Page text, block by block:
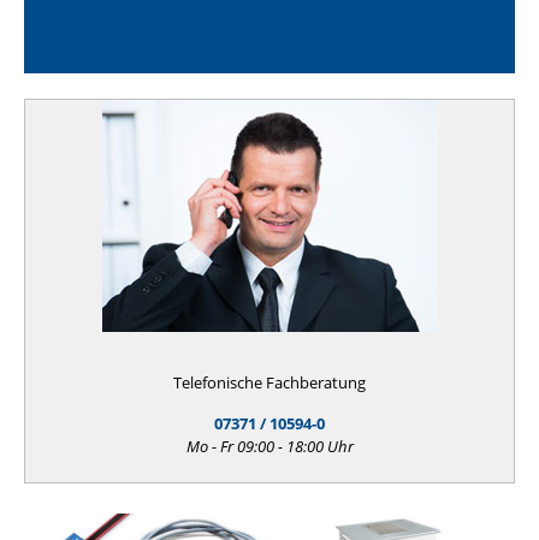
Telefonische Fachberatung
07371 / 10594-0
Mo - Fr 09:00 - 18:00 Uhr